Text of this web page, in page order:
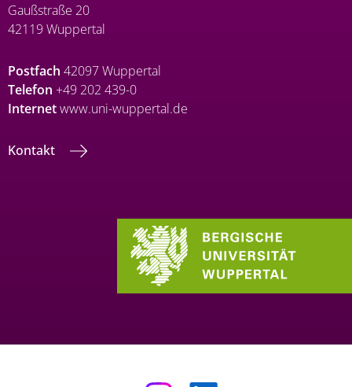
Gaußstraße 20
42119 Wuppertal
Postfach 42097 Wuppertal
Telefon +49 202 439-0
Internetwww.uni-wuppertal.de
Kontakt